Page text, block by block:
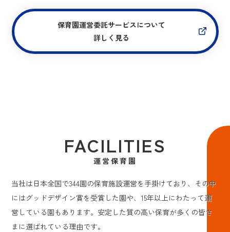
保育園運営委託サービスについて
詳しく見る
FACILITIES
運営保育園
当社は日本全国で344園の保育施設運営を手掛けており、その中
にはグッドデザイン賞を受賞した園や、15年以上にわたって運
営している園もあります。安定した質の高い保育が多くの皆さ
まに選ばれている理由です。